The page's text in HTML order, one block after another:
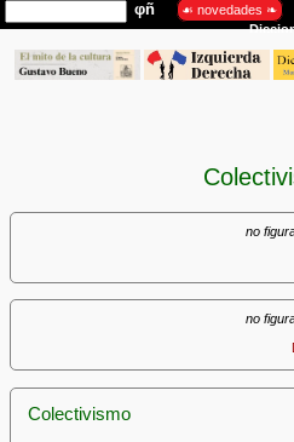
no
no
Colectivismo